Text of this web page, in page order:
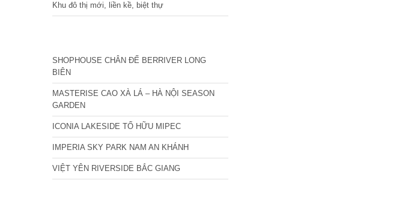
Khu đô thị mới, liền kề, biệt thự
SHOPHOUSE CHÂN ĐẾ BERRIVER LONG
BIÊN
MASTERISE CAO XÀ LÁ – HÀ NỘI SEASON
GARDEN
ICONIA LAKESIDE TỐ HỮU MIPEC
IMPERIA SKY PARK NAM AN KHÁNH
VIỆT YÊN RIVERSIDE BẮC GIANG